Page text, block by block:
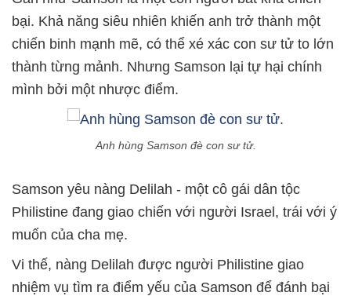
bại. Khả năng siêu nhiên khiến anh trở thành một
chiến binh mạnh mẽ, có thể xé xác con sư tử to lớn
thành từng mảnh. Nhưng Samson lại tự hại chính
mình bởi một nhược điểm.
Anh hùng Samson đè con sư tử.
Samson yêu nàng Delilah - một cô gái dân tộc
Philistine đang giao chiến với người Israel, trái với ý
muốn của cha mẹ.
Vi thế, nàng Delilah được người Philistine giao
nhiệm vụ tìm ra điểm yếu của Samson để đánh bại